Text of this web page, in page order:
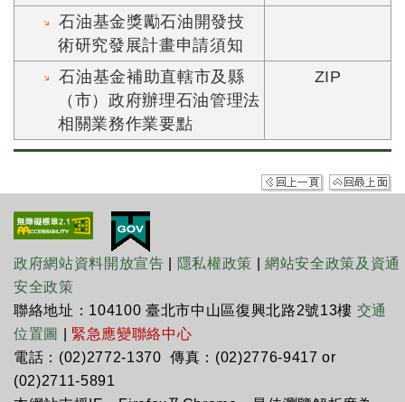
石油基金獎勵石油開發技
術研究發展計畫申請須知
石油基金補助直轄市及縣
（市）政府辦理石油管理法
相關業務作業要點
ZIP
政府網站資料開放宣告 隱私權政策 |網站安全政策及資通
安全政策
聯絡地址：104100 臺北市中山區復興北路2號13樓 交通
位置圖
緊急應變聯絡中心
電話：(02)2772-1370 傳真：(02)2776-9417 or
(02)2711-5891